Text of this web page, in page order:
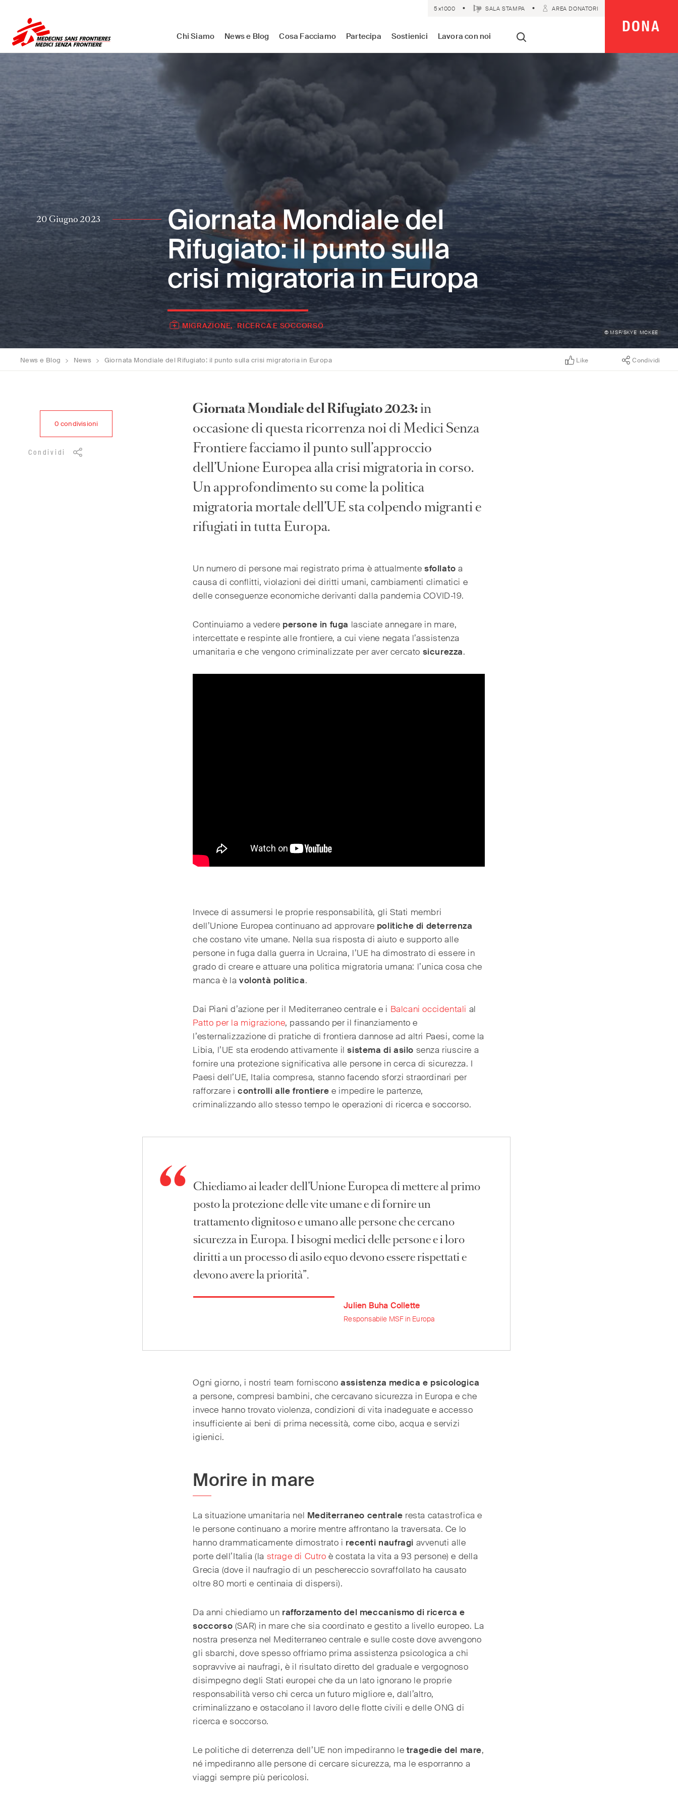
Chi Siamo News e Blog Cosa Facciamo Partecipa Sostienici Lavora con noi
5×1000 SALA STAMPA AREA DONATORI
DONA
20 Giugno 2023
Giornata Mondiale del
Rifugiato: il punto sulla
crisi migratoria in Europa
MIGRAZIONE RICERCA E SOCCORSO
© MSF/SKYE MCKEE
News e Blog > News > Giornata Mondiale del Rifugiato: il punto sulla crisi migratoria in Europa Like Condividi
0 condivisioni
Condividi
Giornata Mondiale del Rifugiato 2023:in
occasione di questa ricorrenza noi di Medici Senza
Frontiere facciamo il punto sull’approccio
dell’Unione Europea alla crisi migratoria in corso.
Un approfondimento su come la politica
migratoria mortale dell’UE sta colpendo migranti e
rifugiati in tutta Europa.
Un numero di persone mai registrato prima è attualmente sfollato a
causa di conflitti, violazioni dei diritti umani, cambiamenti climatici e
delle conseguenze economiche derivanti dalla pandemia COVID-19.
Continuiamo a vedere persone in fuga lasciate annegare in mare,
intercettate e respinte alle frontiere, a cui viene negata l’assistenza
umanitaria e che vengono criminalizzate per aver cercato sicurezza.
Invece di assumersi le proprie responsabilità, gli Stati membri
dell’Unione Europea continuano ad approvare politiche di deterrenza
che costano vite umane. Nella sua risposta di aiuto e supporto alle
persone in fuga dalla guerra in Ucraina, l’UE ha dimostrato di essere in
grado di creare e attuare una politica migratoria umana: l’unica cosa che
manca è la volontà politica.
Dai Piani d’azione per il Mediterraneo centrale e i Balcani occidentali al
Patto per la migrazione, passando per il finanziamento e
l’esternalizzazione di pratiche di frontiera dannose ad altri Paesi, come la
Libia, l’UE sta erodendo attivamente ilsistema di asilo senza riuscire a
fornire una protezione significativa alle persone in cerca di sicurezza. I
Paesi dell’UE, Italia compresa, stanno facendo sforzi straordinari per
rafforzare icontrolli alle frontiere e impedire le partenze,
criminalizzando allo stesso tempo le operazioni di ricerca e soccorso.
Chiediamo ai leader dell’Unione Europea di mettere al primo
posto la protezione delle vite umane e di fornire un
trattamento dignitoso e umano alle persone che cercano
sicurezza in Europa. I bisogni medici delle persone e i loro
diritti a un processo di asilo equo devono essere rispettati e
devono avere la priorità”.
Julien Buha Collette
Responsabile MSF in Europa
Ogni giorno, i nostri team fornisconoassistenza medica e psicologica
a persone, compresi bambini, che cercavano sicurezza in Europa e che
invece hanno trovato violenza, condizioni di vita inadeguate e accesso
insufficiente ai beni di prima necessità, come cibo, acqua e servizi
igienici.
Morire in mare
La situazione umanitaria nel Mediterraneo centrale resta catastrofica e
le persone continuano a morire mentre affrontano la traversata. Ce lo
hanno drammaticamente dimostrato i recenti naufragi avvenuti alle
porte dell’Italia (la strage di Cutro è costata la vita a 93 persone) e della
Grecia (dove il naufragio di un peschereccio sovraffollato ha causato
oltre 80 morti e centinaia di dispersi).
Da anni chiediamo un rafforzamento del meccanismo di ricerca e
soccorso (SAR) in mare che sia coordinato e gestito a livello europeo. La
nostra presenza nel Mediterraneo centrale e sulle coste dove avvengono
gli sbarchi, dove spesso offriamo prima assistenza psicologica a chi
sopravvive ai naufragi, è il risultato diretto del graduale e vergognoso
disimpegno degli Stati europei che da un lato ignorano le proprie
responsabilità verso chi cerca un futuro migliore e, dall’altro,
criminalizzano e ostacolano il lavoro delle flotte civili e delle ONG di
ricerca e soccorso.
Le politiche di deterrenza dell’UE non impediranno le tragedie del mare,
né impediranno alle persone di cercare sicurezza, ma le esporranno a
viaggi sempre più pericolosi.